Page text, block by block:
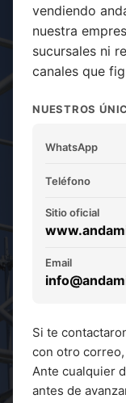
vendiendo
nuestra
sucursales ni
canales que
NUESTROS
WhatsApp
Teléfono
Sitio oficial
Email
Si te
con otro correo,
Ante cualquier
antes de
s y
Alquiler de
industrias
atención
capacidad